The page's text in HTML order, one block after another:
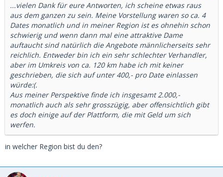
...vielen Dank für eure Antworten, ich scheine etwas raus
aus dem ganzen zu sein. Meine Vorstellung waren so ca. 4
Dates monatlich und in meiner Region ist es ohnehin schon
schwierig und wenn dann mal eine attraktive Dame
auftaucht sind natürlich die Angebote männlicherseits sehr
reichlich. Entweder bin ich ein sehr schlechter Verhandler,
aber im Umkreis von ca. 120 km habe ich mit keiner
geschrieben, die sich auf unter 400,- pro Date einlassen
würde:(.
Aus meiner Perspektive finde ich insgesamt 2.000,-
monatlich auch als sehr grosszügig, aber offensichtlich gibt
es doch einige auf der Plattform, die mit Geld um sich
werfen.
in welcher Region bist du den?